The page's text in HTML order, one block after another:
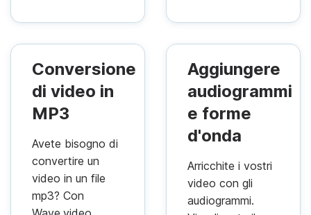
Conversione
di video in
MP3
Avete bisogno di
convertire un
video in un file
mp3? Con
Aggiungere
audiogrammi
e forme
d'onda
Arricchite i vostri
video con gli
audiogrammi.